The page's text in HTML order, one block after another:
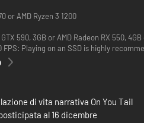
or AMD Ryzen 3 1200
590, 3GB or AMD Radeon RX 550,
FPS: Playing on an SSD is highly
di vita narrativa On You Tail
al 16 dicembre